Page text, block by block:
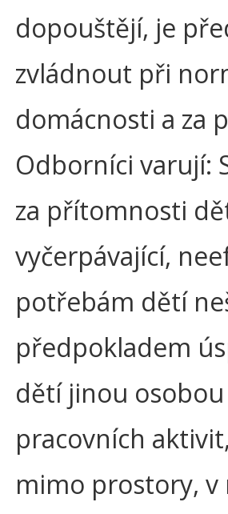
dopouštějí, je
zvládnout při
domácnosti a za
Odborníci varují:
za přítomnosti
vyčerpávající,
potřebám dětí
předpokladem
dětí jinou
pracovních
mimo prostory, v